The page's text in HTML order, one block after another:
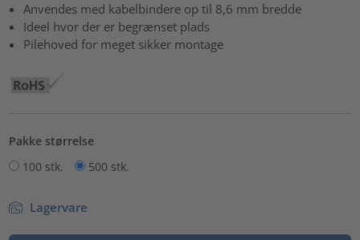
Anvendes med kabelbindere op til 8,6 mm bredde
Ideel hvor der er begrænset plads
Pilehoved for meget sikker montage
Pakke størrelse
100 stk.
500 stk.
Lagervare